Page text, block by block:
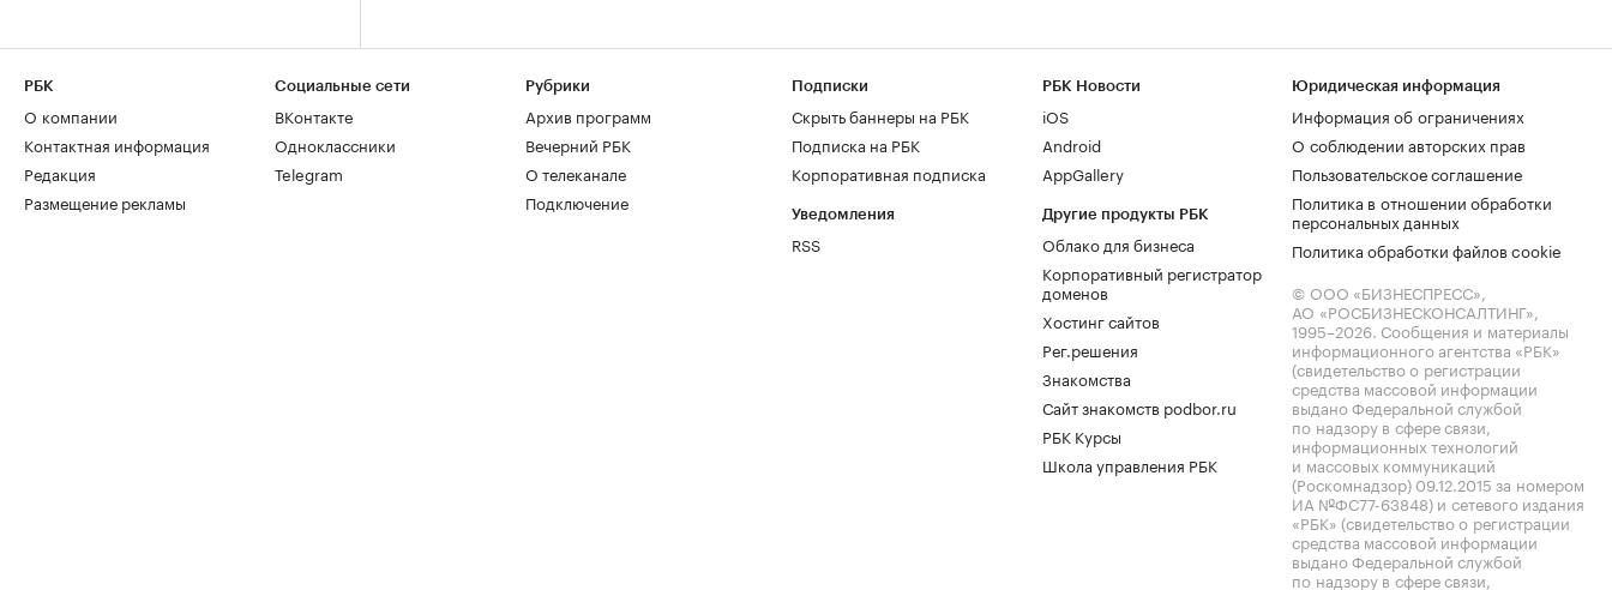
РБК
О компании
Контактная информация
Редакция
Размещение рекламы
Социальные сети
ВКонтакте
Одноклассники
Telegram
Рубрики
Архив программ
Вечерний РБК
О телеканале
Подключение
Подписки
Скрыть баннеры на РБК
Подписка на РБК
Корпоративная подписка
Уведомления
RSS
РБК Новости
iOS
Android
AppGallery
Другие продукты РБК
Облако для бизнеса
Корпоративный регистратор
доменов
Хостинг сайтов
Рег.решения
Знакомства
Сайт знакомств podbor.ru
РБК Курсы
Школа управления РБК
Юридическая информация
Информация об ограничениях
О соблюдении авторских прав
Пользовательское соглашение
Политика в отношении обработки
персональных данных
Политика обработки файлов cookie
© ООО «БИЗНЕСПРЕСС»,
АО «РОСБИЗНЕСКОНСАЛТИНГ»,
1995–2026. Сообщения и материалы
информационного агентства «РБК»
(свидетельство о регистрации
средства массовой информации
выдано Федеральной службой
по надзору в сфере связи,
информационных технологий
и массовых коммуникаций
(Роскомнадзор) 09.12.2015 за номером
ИА №ФС77-63848) и сетевого издания
«РБК» (свидетельство о регистрации
средства массовой информации
выдано Федеральной службой
по надзору в сфере связи,